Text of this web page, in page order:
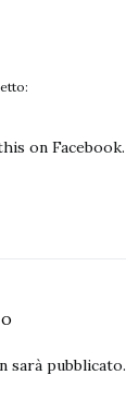
on Facebook.
sarà pubblicato.